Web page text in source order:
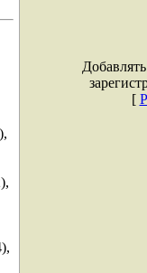
,
,
,
[